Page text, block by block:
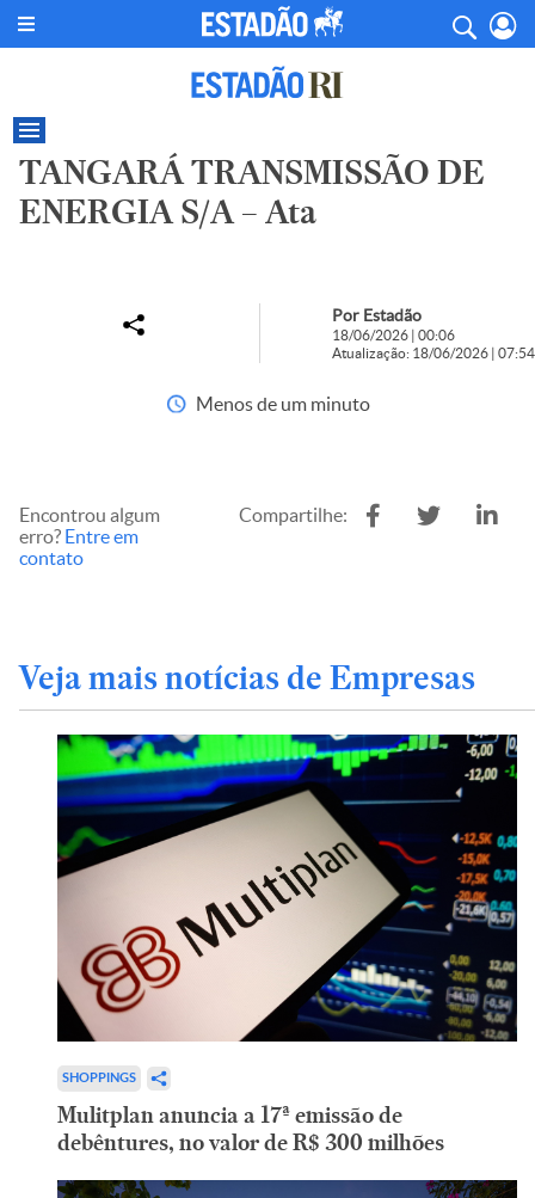
TANGARÁ TRANSMISSÃO DE
ENERGIA S/A – Ata
Por Estadão
18/06/2026 | 00:06
Atualização: 18/06/2026 | 07:54
Menos de um minuto
Encontrou algum
erro? Entre em
contato
Compartilhe:
Veja mais notícias de Empresas
SHOPPINGS
Mulitplan anuncia a 17ª emissão de
debêntures, no valor de R$ 300 milhões